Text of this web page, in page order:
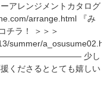
アレンジメントカタログ
arrange.html 『み
チラ！ ＞＞＞
summer/
少し
くださるととても嬉しい